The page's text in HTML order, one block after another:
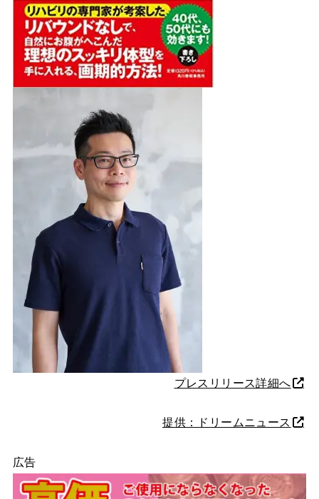
プレスリリース詳細へ
提供：ドリームニュース
広告